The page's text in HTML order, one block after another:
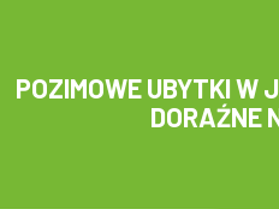
POZIMOWE UBYTKI W
DORAŹNE